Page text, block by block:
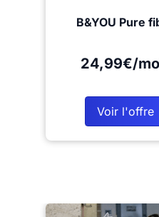
B&YOU Pure
24,99€/
Voir l'offre